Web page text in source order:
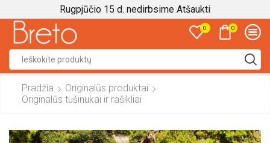
Rugpjūčio 15 d. nedirbsime Atšaukti
0 0
input
Pradžia
Originalūs produktai
Originalūs tušinukai ir rašikliai